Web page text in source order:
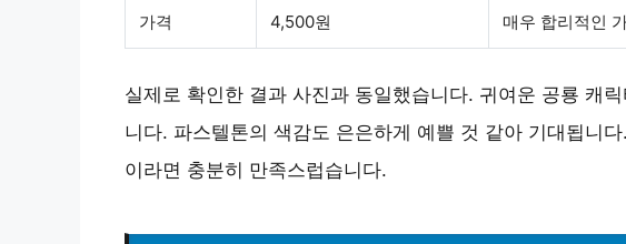
가격 4,500원 매우 합리적인
실제로 확인한 결과 사진과 동일했습니다. 귀여운 공룡 캐릭
니다. 파스텔톤의 색감도 은은하게 예쁠 것 같아 기대됩니
이라면 충분히 만족스럽습니다.